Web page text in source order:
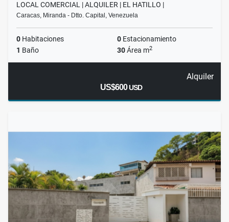
LOCAL COMERCIAL | ALQUILER | EL HATILLO |
Caracas, Miranda - Dtto. Capital, Venezuela
0 Habitaciones 0 Estacionamiento
1 Baño 30Área m2
Alquiler
US$600USD